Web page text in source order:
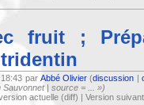
fruit ;
par Abbé Olivier (discussion
| source = ... »)
actuelle (diff) | Version